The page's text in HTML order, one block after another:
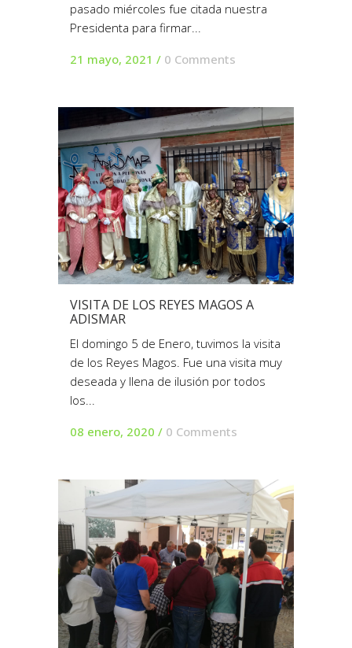
pasado miércoles fue citada nuestra
Presidenta para firmar...
21 mayo, 2021 / 0 Comments
VISITA DE LOS REYES MAGOS A
ADISMAR
El domingo 5 de Enero, tuvimos la visita
de los Reyes Magos. Fue una visita muy
deseada y llena de ilusión por todos
los...
08 enero, 2020 / 0 Comments